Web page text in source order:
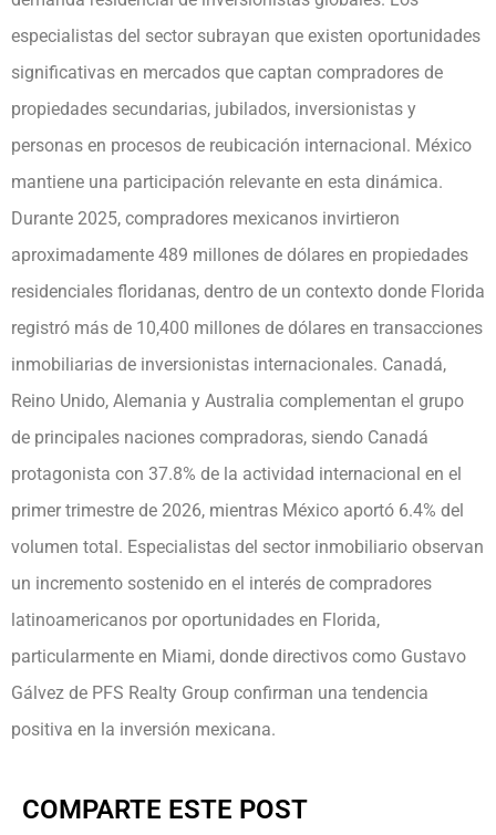
especialistas del sector subrayan que existen oportunidades
significativas en mercados que captan compradores de
propiedades secundarias, jubilados, inversionistas y
personas en procesos de reubicación internacional. México
mantiene una participación relevante en esta dinámica.
Durante 2025, compradores mexicanos invirtieron
aproximadamente 489 millones de dólares en propiedades
residenciales floridanas, dentro de un contexto donde Florida
registró más de 10,400 millones de dólares en transacciones
inmobiliarias de inversionistas internacionales. Canadá,
Reino Unido, Alemania y Australia complementan el grupo
de principales naciones compradoras, siendo Canadá
protagonista con 37.8% de la actividad internacional en el
primer trimestre de 2026, mientras México aportó 6.4% del
volumen total. Especialistas del sector inmobiliario observan
un incremento sostenido en el interés de compradores
latinoamericanos por oportunidades en Florida,
particularmente en Miami, donde directivos como Gustavo
Gálvez de PFS Realty Group confirman una tendencia
positiva en la inversión mexicana.
COMPARTE ESTE POST